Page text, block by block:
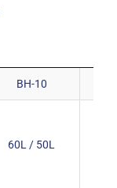
BH-10
60L / 50L